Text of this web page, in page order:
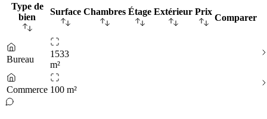
Type de
bien
Surface Chambres Étage Extérieur Prix
Comparer
Bureau
1533
m²
Commerce 100 m²